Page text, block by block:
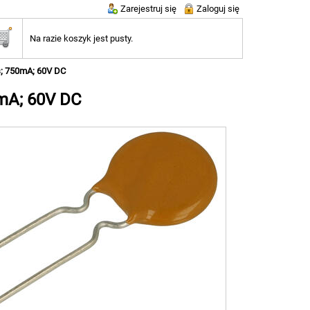
Zarejestruj się Zaloguj się
Na razie koszyk jest pusty.
750mA; 60V DC
60V DC